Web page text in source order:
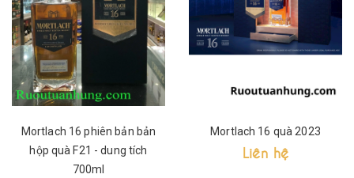
Mortlach 16 phiên bản bản
hộp quà F21 - dung tích
700ml
Mortlach 16 quà 2023
Liên hệ